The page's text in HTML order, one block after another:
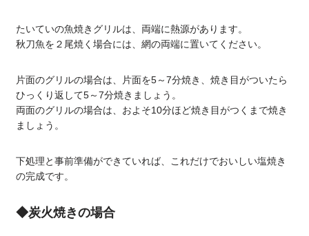
たいていの魚焼きグリルは、両端に熱源があります。
秋刀魚を２尾焼く場合には、網の両端に置いてください。
片面のグリルの場合は、片面を5～7分焼き、焼き目がついたら
ひっくり返して5～7分焼きましょう。
両面のグリルの場合は、およそ10分ほど焼き目がつくまで焼き
ましょう。
下処理と事前準備ができていれば、これだけでおいしい塩焼き
の完成です。
◆炭火焼きの場合